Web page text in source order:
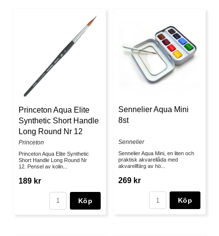
Princeton Aqua Elite
Synthetic Short Handle
Long Round Nr 12
Princeton
Princeton Aqua Elite Synthetic
Short Handle Long Round Nr
12. Pensel av kolin...
189 kr
Köp
Sennelier Aqua Mini
8st
Sennelier
Sennelier Aqua Mini, en liten och
praktisk akvarellåda med
akvarellfärg av hö...
269 kr
Köp